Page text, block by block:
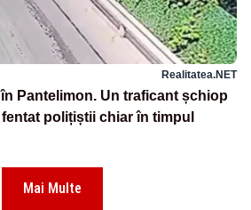
Realitatea.NET
Pantelimon. Un traficant șchiop
polițiștii chiar în timpul
Mai Multe